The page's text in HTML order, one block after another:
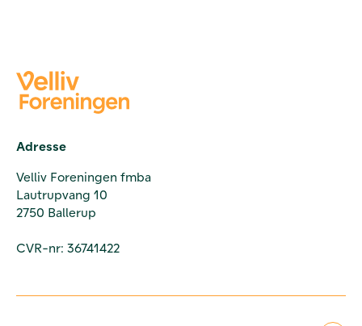
Adresse
Velliv Foreningen fmba
Lautrupvang 10
2750 Ballerup
CVR-nr: 36741422